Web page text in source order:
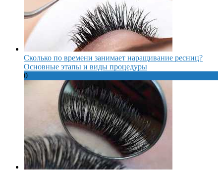
Сколько по времени занимает наращивание ресниц?
Основные этапы и виды процедуры
0